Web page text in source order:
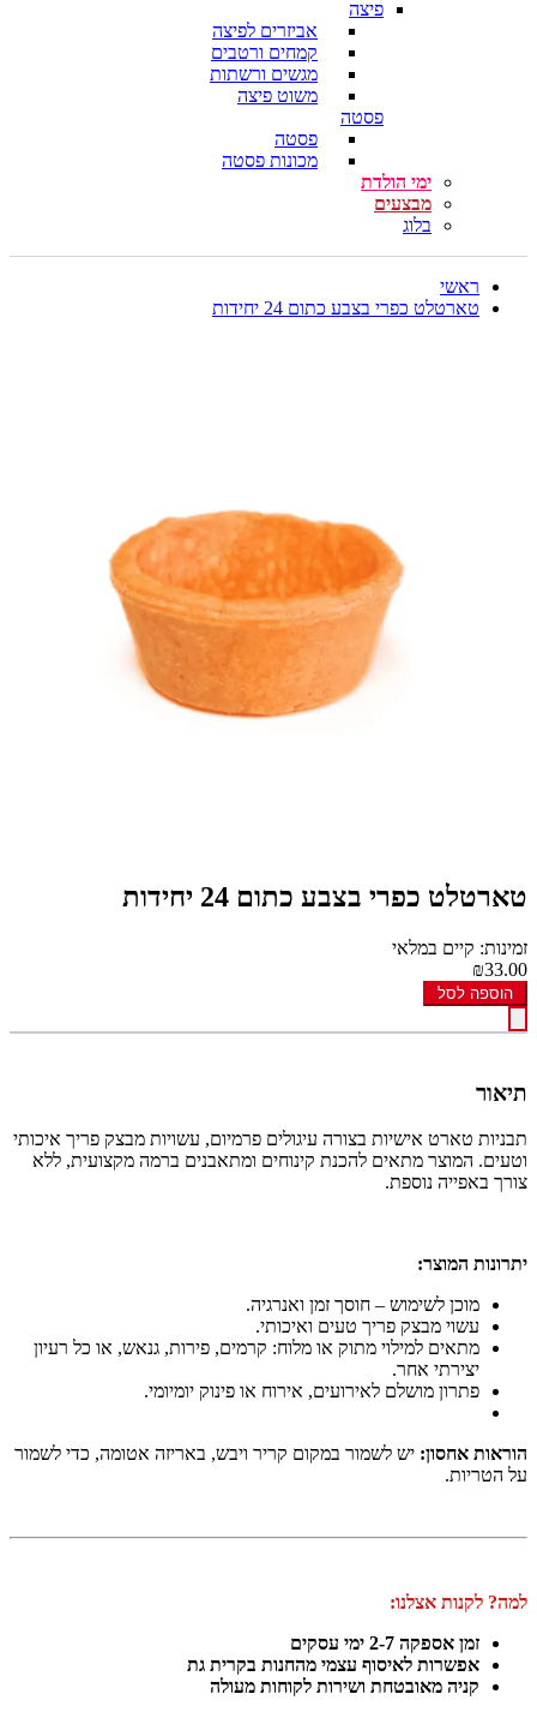
פיצה
אביזרים לפיצה
קמחים ורטבים
מגשים ורשתות
משוט פיצה
פסטה
פסטה
מכונות פסטה
ימי הולדת
מבצעים
בלוג
ראשי
טארטלט כפרי בצבע כתום 24 יחידות
טארטלט כפרי בצבע כתום 24 יחידות
זמינות: קיים במלאי
₪33.00
הוספה לסל
תיאור
תבניות טארט אישיות בצורה עיגולים פרמיום, עשויות מבצק פריך איכותי
וטעים. המוצר מתאים להכנת קינוחים ומתאבנים ברמה מקצועית, ללא
צורך באפייה נוספת.
יתרונות המוצר:
מוכן לשימוש – חוסך זמן ואנרגיה.
עשוי מבצק פריך טעים ואיכותי.
מתאים למילוי מתוק או מלוח: קרמים, פירות, גנאש, או כל רעיון
יצירתי אחר.
פתרון מושלם לאירועים, אירוח או פינוק יומיומי.
הוראות אחסון: יש לשמור במקום קריר ויבש, באריזה אטומה, כדי לשמור
על הטריות.
למה? לקנות אצלנו:
זמן אספקה 2-7 ימי עסקים
אפשרות לאיסוף עצמי מהחנות בקרית גת
קניה מאובטחת ושירות לקוחות מעולה